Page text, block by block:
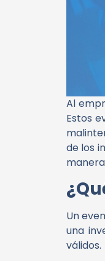
Al
Estos
de los
Un
una
válidos.